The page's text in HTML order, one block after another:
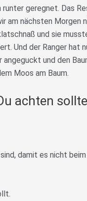
geregnet. Das
am nächsten Morgen
und sie
Und der Ranger hat
und den
Moos am Baum.
achten
damit es nicht